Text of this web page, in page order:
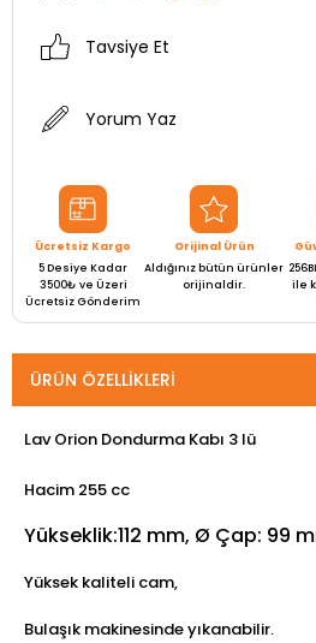
Tavsiye Et
Yorum Yaz
Ücretsiz Kargo
5 Desiye Kadar
3500₺ ve Üzeri
Ücretsiz Gönderim
Orijinal Ürün
Aldığınız bütün ürünler
orijinaldir.
ile
ÜRÜN ÖZELLIKLERI
Lav Orion Dondurma Kabı 3 lü
Hacim 255 cc
Yükseklik:112 mm, Ø Çap: 99
Yüksek kaliteli cam,
Bulaşık makinesinde yıkanabilir.